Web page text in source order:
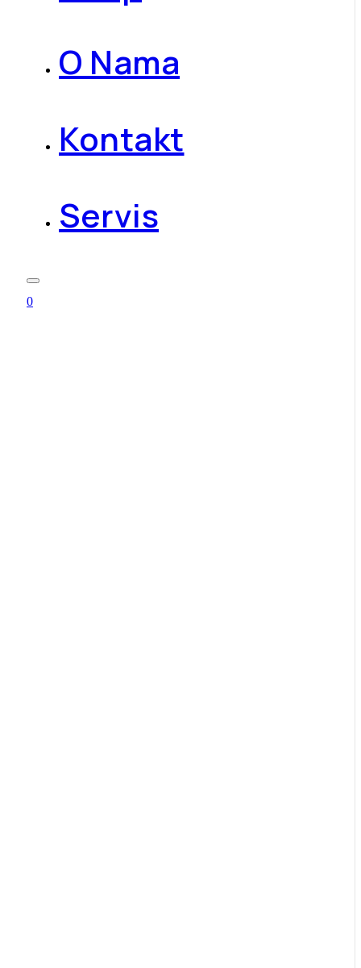
O Nama
Kontakt
Servis
0